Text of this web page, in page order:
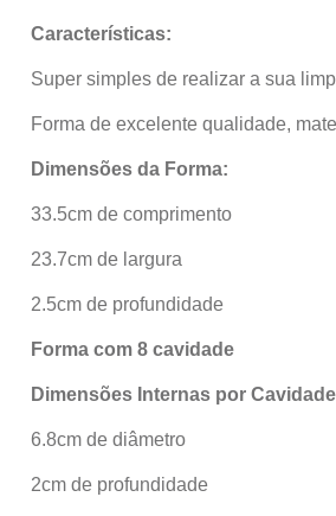
Características:
Super simples de realizar a sua
Forma de excelente qualidade,
Dimensões da Forma:
33.5cm de comprimento
23.7cm de largura
2.5cm de profundidade
Forma com 8 cavidade
Dimensões Internas por
6.8cm de diâmetro
2cm de profundidade